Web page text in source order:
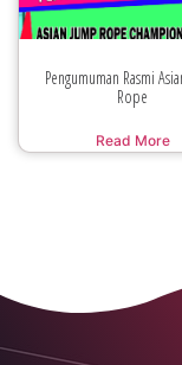
Pengumuman Rasmi
Rope
Read More